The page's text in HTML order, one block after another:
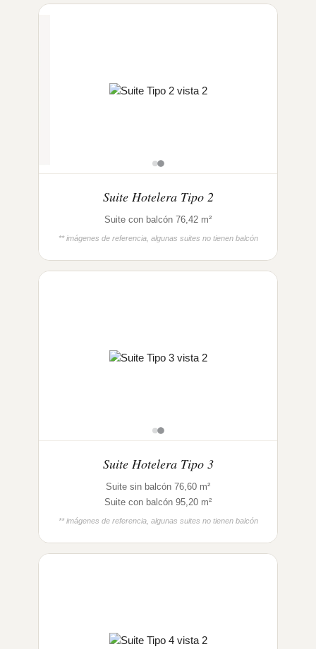
Suite Hotelera Tipo 2
Suite con balcón 76,42 m²
** imágenes de referencia, algunas suites no tienen balcón
Suite Hotelera Tipo 3
Suite sin balcón 76,60 m²
Suite con balcón 95,20 m²
** imágenes de referencia, algunas suites no tienen balcón